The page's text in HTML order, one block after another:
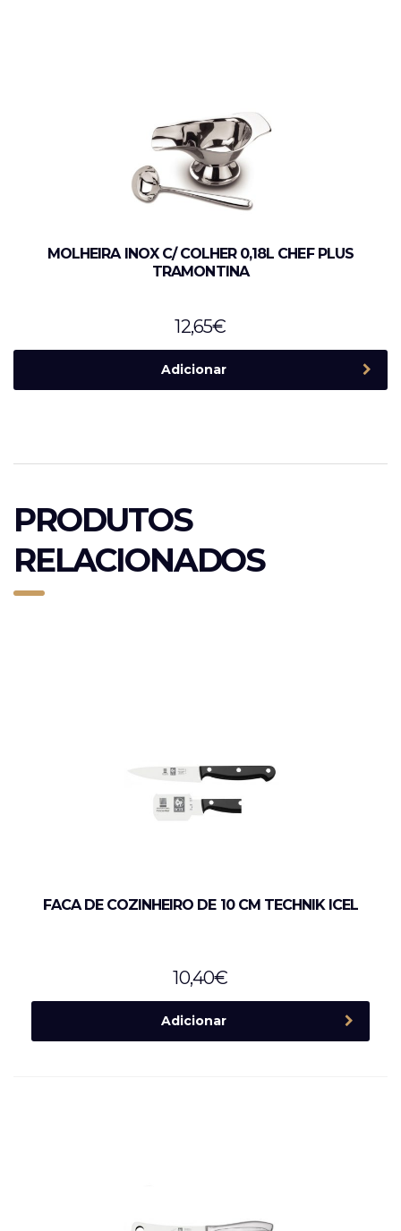
MOLHEIRA INOX C/ COLHER 0,18L CHEF PLUS
TRAMONTINA
12,65€
Adicionar
PRODUTOS
RELACIONADOS
FACA DE COZINHEIRO DE 10 CM TECHNIK ICEL
10,40€
Adicionar